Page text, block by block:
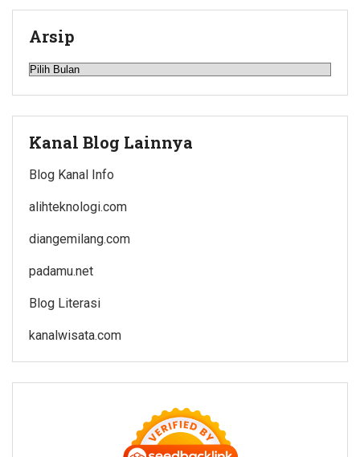
Arsip
Arsip
Kanal Blog Lainnya
Blog Kanal Info
alihteknologi.com
diangemilang.com
padamu.net
Blog Literasi
kanalwisata.com